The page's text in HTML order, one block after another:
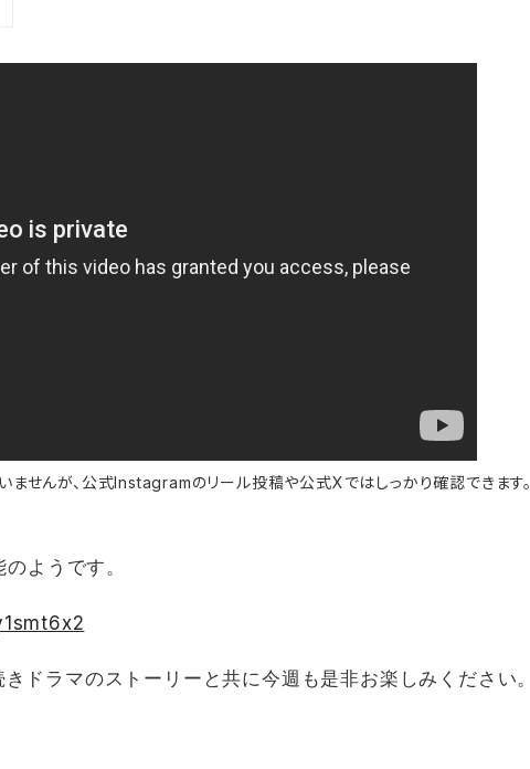
ませんが、公式Instagramのリール投稿や公式Xではしっかり確認できます。
ようです。
ドラマのストーリーと共に今週も是非お楽しみください。